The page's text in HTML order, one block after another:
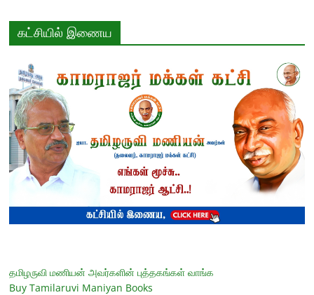
கட்சியில் இணைய
தமிழருவி மணியன் அவர்களின் புத்தகங்கள் வாங்க
Buy Tamilaruvi Maniyan Books